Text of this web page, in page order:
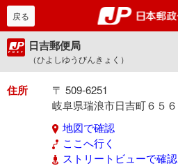
戻る
日吉郵便局
（ひよしゆうびんきょく）
住所
〒 509-6251
岐阜県瑞浪市日吉町６５６
地図で確認
ここへ行く
ストリートビューで確認